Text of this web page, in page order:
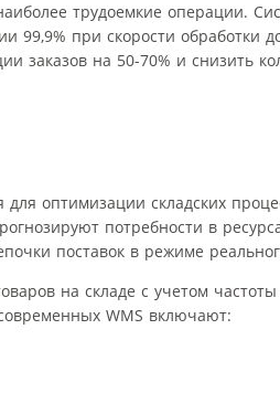
трудоемкие операции.
99,9% при скорости обработки
заказов на 50-70% и снизить
оптимизации складских
потребности в
поставок в режиме
на складе с учетом частоты
WMS включают: